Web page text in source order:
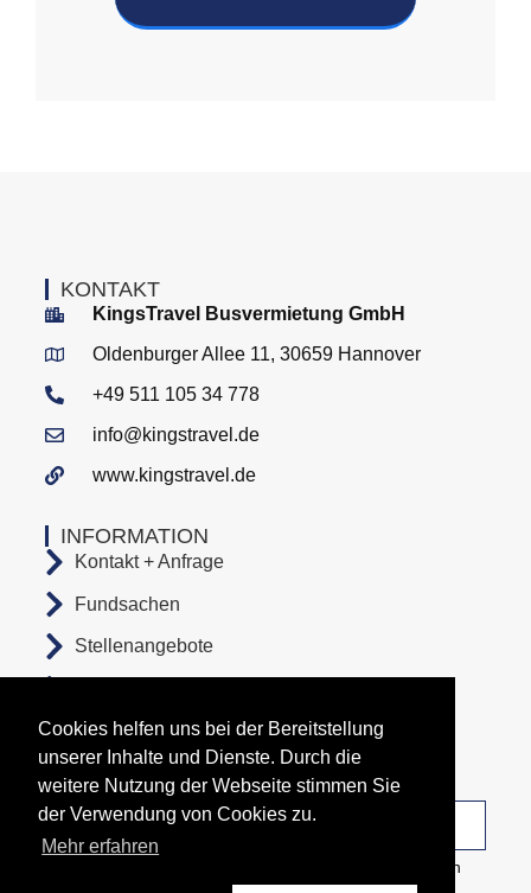
Cookies helfen uns bei der Bereitstellung
unserer Inhalte und Dienste. Durch die
weitere Nutzung der Webseite stimmen Sie
der Verwendung von Cookies zu.
Mehr erfahren
Copyright All Rights Reserved © 2026 Busunternehmen
Unsere Abfahrtsorte
INFORMATION
Kontakt + Anfrage
Fundsachen
Stellenangebote
Datenschutz
KONTAKT
KingsTravel Busvermietung GmbH
Oldenburger Allee 11, 30659 Hannover
+49 511 105 34 778
info@kingstravel.de
www.kingstravel.de